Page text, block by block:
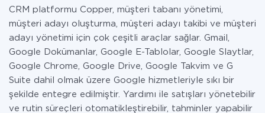
CRM platformu Copper, müşteri tabanı yönetimi,
müşteri adayı oluşturma, müşteri adayı takibi ve müşteri
adayı yönetimi için çok çeşitli araçlar sağlar. Gmail,
Google Dokümanlar, Google E-Tablolar, Google Slaytlar,
Google Chrome, Google Drive, Google Takvim ve G
Suite dahil olmak üzere Google hizmetleriyle sıkı bir
şekilde entegre edilmiştir. Yardımı ile satışları yönetebilir
ve rutin süreçleri otomatikleştirebilir, tahminler yapabilir